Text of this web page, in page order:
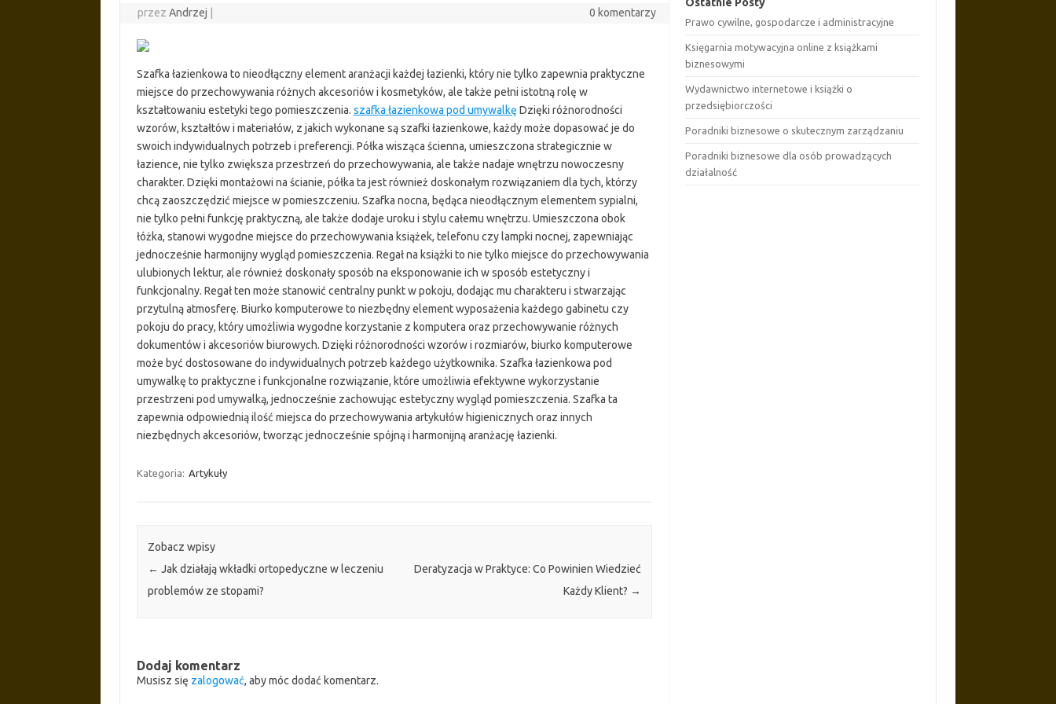
przezAndrzej 0 komentarzy
Szafka łazienkowa to nieodłączny element aranżacji każdej łazienki, który nie tylko zapewnia praktyczne
miejsce do przechowywania różnych akcesoriów i kosmetyków, ale także pełni istotną rolę w
kształtowaniu estetyki tego pomieszczenia. szafka łazienkowa pod umywalkę Dzięki różnorodności
wzorów, kształtów i materiałów, z jakich wykonane są szafki łazienkowe, każdy może dopasować je do
swoich indywidualnych potrzeb i preferencji. Półka wisząca ścienna, umieszczona strategicznie w
łazience, nie tylko zwiększa przestrzeń do przechowywania, ale także nadaje wnętrzu nowoczesny
charakter. Dzięki montażowi na ścianie, półka ta jest również doskonałym rozwiązaniem dla tych, którzy
chcą zaoszczędzić miejsce w pomieszczeniu. Szafka nocna, będąca nieodłącznym elementem sypialni,
nie tylko pełni funkcję praktyczną, ale także dodaje uroku i stylu całemu wnętrzu. Umieszczona obok
łóżka, stanowi wygodne miejsce do przechowywania książek, telefonu czy lampki nocnej, zapewniając
jednocześnie harmonijny wygląd pomieszczenia. Regał na książki to nie tylko miejsce do przechowywania
ulubionych lektur, ale również doskonały sposób na eksponowanie ich w sposób estetyczny i
funkcjonalny. Regał ten może stanowić centralny punkt w pokoju, dodając mu charakteru i stwarzając
przytulną atmosferę. Biurko komputerowe to niezbędny element wyposażenia każdego gabinetu czy
pokoju do pracy, który umożliwia wygodne korzystanie z komputera oraz przechowywanie różnych
dokumentów i akcesoriów biurowych. Dzięki różnorodności wzorów i rozmiarów, biurko komputerowe
może być dostosowane do indywidualnych potrzeb każdego użytkownika. Szafka łazienkowa pod
umywalkę to praktyczne i funkcjonalne rozwiązanie, które umożliwia efektywne wykorzystanie
przestrzeni pod umywalką, jednocześnie zachowując estetyczny wygląd pomieszczenia. Szafka ta
zapewnia odpowiednią ilość miejsca do przechowywania artykułów higienicznych oraz innych
niezbędnych akcesoriów, tworząc jednocześnie spójną i harmonijną aranżację łazienki.
Kategoria: Artykuły
Zobacz wpisy
← Jak działają wkładki ortopedyczne w leczeniu
problemów ze stopami?
Deratyzacja w Praktyce: Co Powinien Wiedzieć
Każdy Klient? →
Dodaj komentarz
Musisz się zalogować, aby móc dodać komentarz.
Prawo cywilne, gospodarcze i administracyjne
Księgarnia motywacyjna online z książkami
biznesowymi
Wydawnictwo internetowe i książki o
przedsiębiorczości
Poradniki biznesowe o skutecznym zarządzaniu
Poradniki biznesowe dla osób prowadzących
działalność